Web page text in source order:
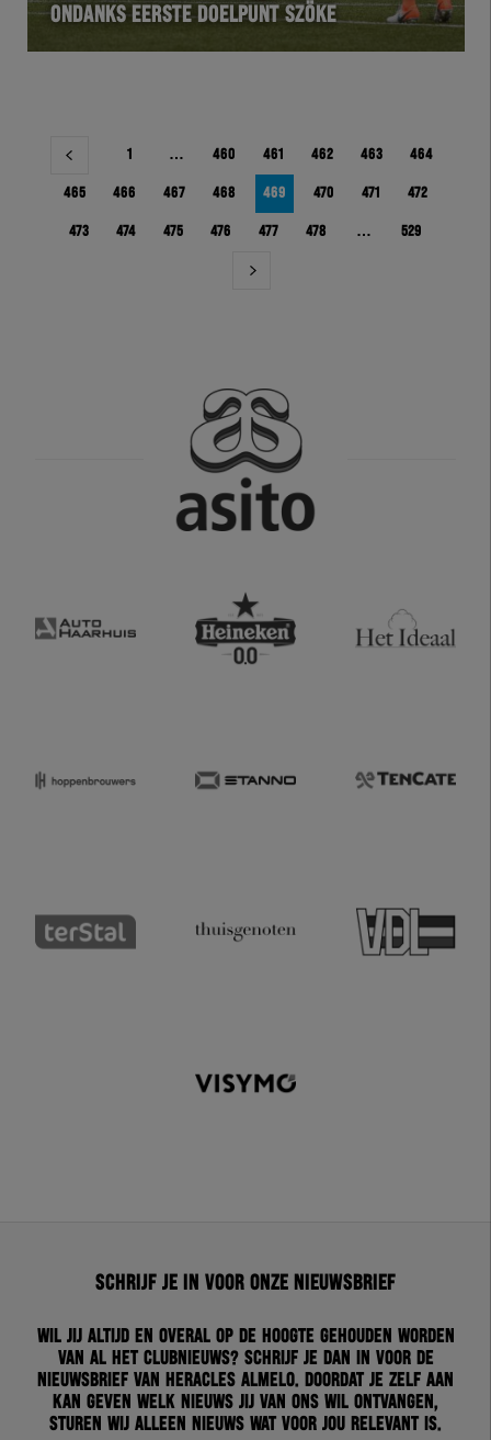
ONDANKS EERSTE DOELPUNT SZÖKE
Berichtnavigatie
1 … 460 461 462 463 464
465 466 467 468 469 470 471 472
473 474 475 476 477 478 … 529
Schrijf je in voor onze nieuwsbrief
Wil jij altijd en overal op de hoogte gehouden worden
van al het clubnieuws? Schrijf je dan in voor de
nieuwsbrief van Heracles Almelo. Doordat je zelf aan
kan geven welk nieuws jij van ons wil ontvangen,
sturen wij alleen nieuws wat voor jou relevant is.